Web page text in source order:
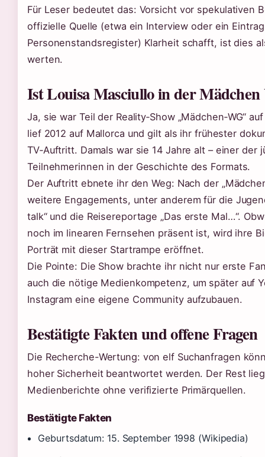
Für Leser bedeutet das: Vorsicht vor spekulativen
offizielle Quelle (etwa ein Interview oder ein
Personenstandsregister) Klarheit schafft, ist dies
werten.
Ist Louisa Masciullo in der
Ja, sie war Teil der Reality‑Show „Mädchen‑WG“
lief 2012 auf Mallorca und gilt als ihr frühester
TV‑Auftritt. Damals war sie 14 Jahre alt – einer der
Teilnehmerinnen in der Geschichte des Formats.
Der Auftritt ebnete ihr den Weg: Nach der
weitere Engagements, unter anderem für die
talk“ und die Reisereportage „Das erste Mal…“.
noch im linearen Fernsehen präsent ist, wird ihre
Porträt mit dieser Startrampe eröffnet.
Die Pointe: Die Show brachte ihr nicht nur erste
auch die nötige Medienkompetenz, um später auf
Instagram eine eigene Community aufzubauen.
Bestätigte Fakten und offene Fragen
Die Recherche-Wertung: von elf Suchanfragen
hoher Sicherheit beantwortet werden. Der Rest
Medienberichte ohne verifizierte Primärquellen.
Bestätigte Fakten
Geburtsdatum: 15. September 1998 (Wikipedia)